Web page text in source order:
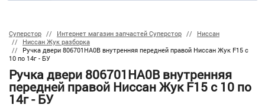
Суперстор Интернет магазин запчастей Суперстор
Ниссан
Ниссан Жук разборка
Ручка двери 806701HA0B внутренняя передней правой Ниссан Жук F15 с
10 по 14г - БУ
Ручка двери 806701HA0B внутренняя
передней правой Ниссан Жук F15 с 10 по
14г - БУ